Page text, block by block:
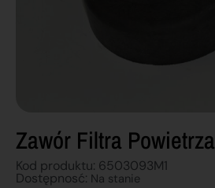
Zawór Filtra Powietrza
Kod produktu: 6503093M1
Dostępnosć: Na stanie